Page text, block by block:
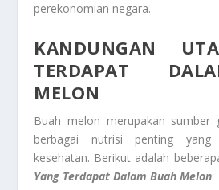
perekonomian negara.
KANDUNGAN
TERDAPAT
MELON
Buah melon merupakan sumber
berbagai nutrisi penting yang
kesehatan. Berikut adalah
Yang Terdapat Dalam Buah Melon: